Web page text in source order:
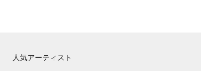
人気アーティスト